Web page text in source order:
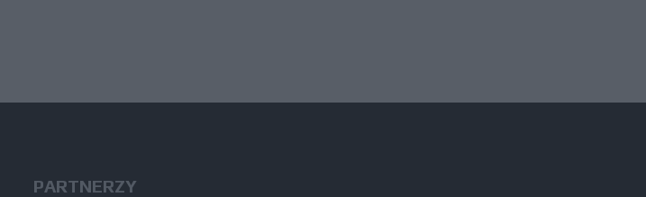
PARTNERZY